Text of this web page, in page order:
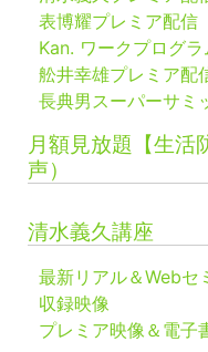
表博耀プレミア配信
Kan. ワークプログ
舩井幸雄プレミア配
長典男スーパーサミ
月額見放題【生活
声）
清水義久講座
最新リアル＆Webセ
収録映像
プレミア映像＆電子